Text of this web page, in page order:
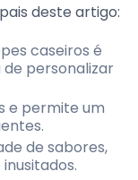
deste artigo:
caseiros é
personalizar
e permite um
de sabores,